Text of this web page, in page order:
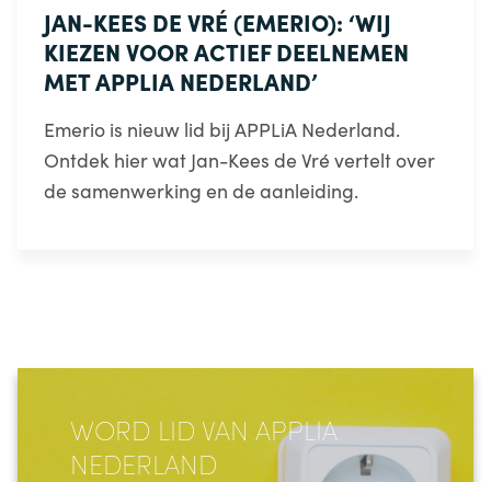
JAN-KEES DE VRÉ (EMERIO): ‘WIJ
KIEZEN VOOR ACTIEF DEELNEMEN
MET APPLIA NEDERLAND’
Emerio is nieuw lid bij APPLiA Nederland.
Ontdek hier wat Jan-Kees de Vré vertelt over
de samenwerking en de aanleiding.
WORD LID VAN APPLIA
NEDERLAND